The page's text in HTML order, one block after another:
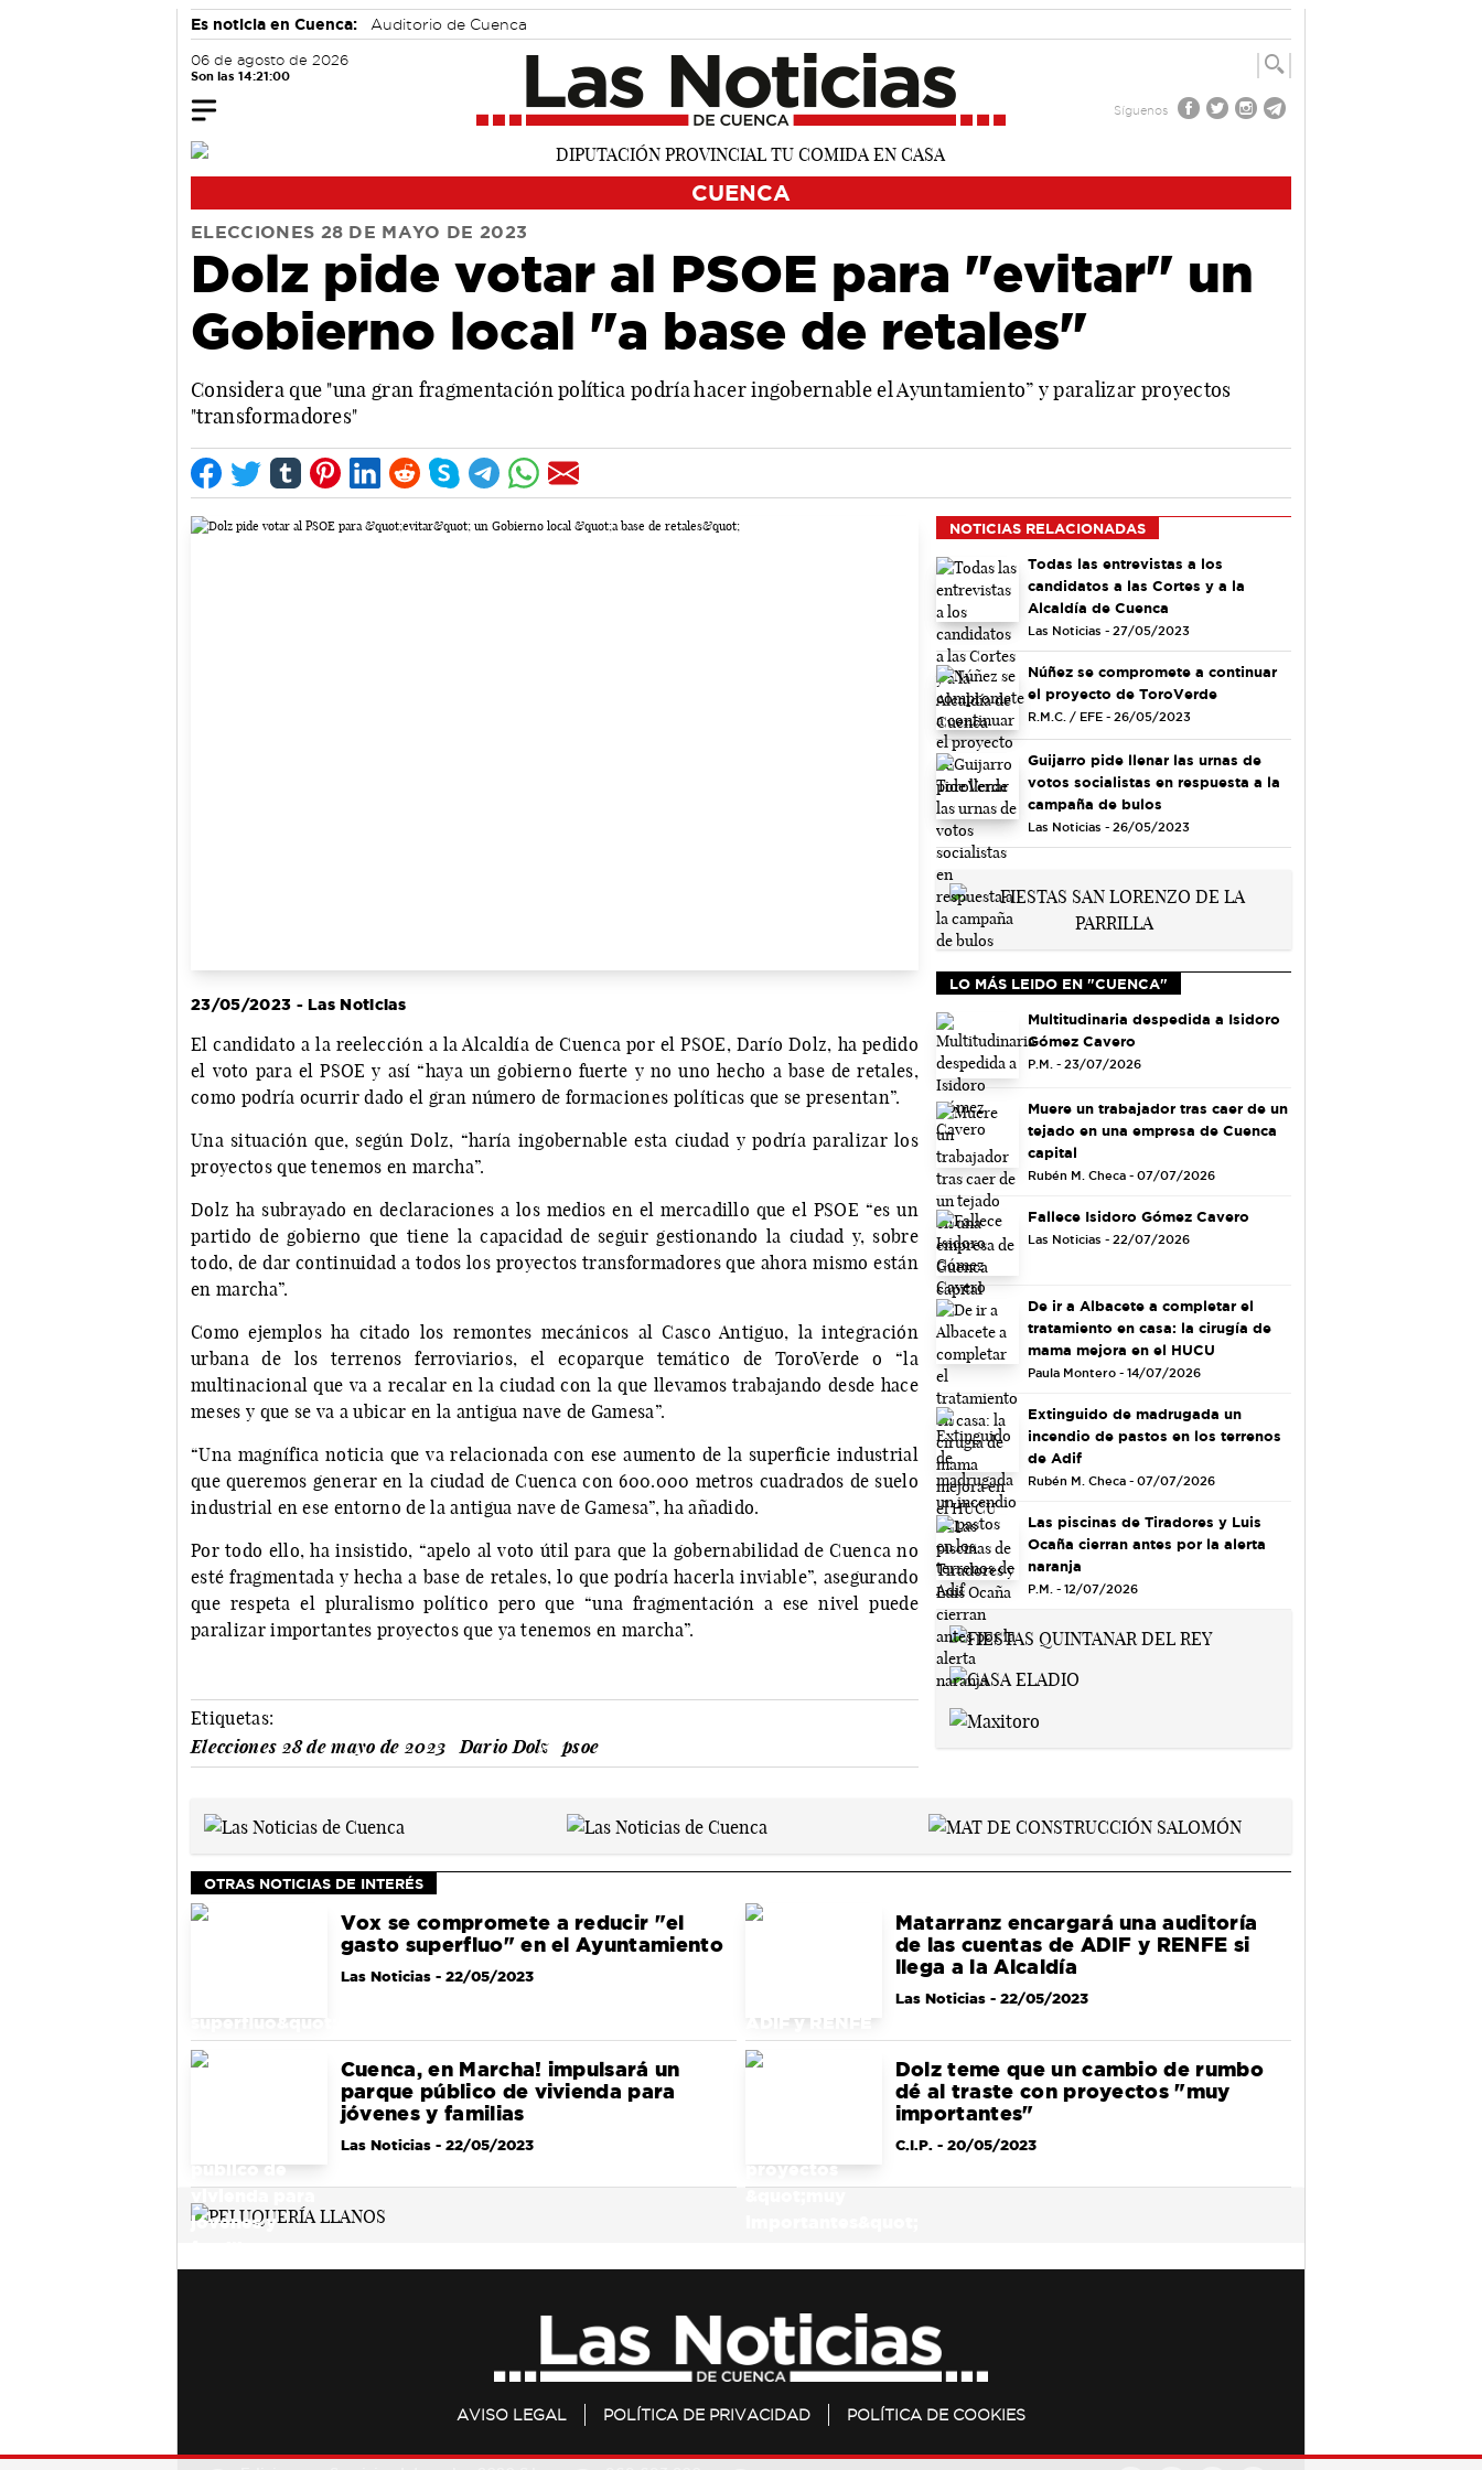
Es noticia en Cuenca: Auditorio de Cuenca
06 de agosto de 2026
Son las 14:21:00
Síguenos
CUENCA
ELECCIONES 28 DE MAYO DE 2023
Dolz pide votar al PSOE para "evitar" un
Gobierno local "a base de retales"
Considera que "una gran fragmentación política podría hacer ingobernable el Ayuntamiento” y paralizar proyectos
"transformadores"
23/05/2023 - Las Noticias
El candidato a la reelección a la Alcaldía de Cuenca por el PSOE, Darío Dolz, ha pedido
el voto para el PSOE y así “haya un gobierno fuerte y no uno hecho a base de retales,
como podría ocurrir dado el gran número de formaciones políticas que se presentan”.
Una situación que, según Dolz, “haría ingobernable esta ciudad y podría paralizar los
proyectos que tenemos en marcha”.
Dolz ha subrayado en declaraciones a los medios en el mercadillo que el PSOE “es un
partido de gobierno que tiene la capacidad de seguir gestionando la ciudad y, sobre
todo, de dar continuidad a todos los proyectos transformadores que ahora mismo están
en marcha”.
Como ejemplos ha citado los remontes mecánicos al Casco Antiguo, la integración
urbana de los terrenos ferroviarios, el ecoparque temático de ToroVerde o “la
multinacional que va a recalar en la ciudad con la que llevamos trabajando desde hace
meses y que se va a ubicar en la antigua nave de Gamesa”.
“Una magnífica noticia que va relacionada con ese aumento de la superficie industrial
que queremos generar en la ciudad de Cuenca con 600.000 metros cuadrados de suelo
industrial en ese entorno de la antigua nave de Gamesa”, ha añadido.
Por todo ello, ha insistido, “apelo al voto útil para que la gobernabilidad de Cuenca no
esté fragmentada y hecha a base de retales, lo que podría hacerla inviable”, asegurando
que respeta el pluralismo político pero que “una fragmentación a ese nivel puede
paralizar importantes proyectos que ya tenemos en marcha”.
Etiquetas:
Elecciones 28 de mayo de 2023
Dario Dolz psoe
NOTICIAS RELACIONADAS
Todas las entrevistas a los
candidatos a las Cortes y a la
Alcaldía de Cuenca
Las Noticias - 27/05/2023
Núñez se compromete a continuar
el proyecto de ToroVerde
R.M.C. / EFE - 26/05/2023
Guijarro pide llenar las urnas de
votos socialistas en respuesta a la
campaña de bulos
Las Noticias - 26/05/2023
LO MÁS LEIDO EN "CUENCA"
Multitudinaria despedida a Isidoro
Gómez Cavero
P.M. - 23/07/2026
Muere un trabajador tras caer de un
tejado en una empresa de Cuenca
capital
Rubén M. Checa - 07/07/2026
Fallece Isidoro Gómez Cavero
Las Noticias - 22/07/2026
De ir a Albacete a completar el
tratamiento en casa: la cirugía de
mama mejora en el HUCU
Paula Montero - 14/07/2026
Extinguido de madrugada un
incendio de pastos en los terrenos
de Adif
Rubén M. Checa - 07/07/2026
Las piscinas de Tiradores y Luis
Ocaña cierran antes por la alerta
naranja
P.M. - 12/07/2026
OTRAS NOTICIAS DE INTERÉS
Vox se compromete a reducir "el
gasto superfluo" en el Ayuntamiento
Las Noticias- 22/05/2023
Matarranz encargará una auditoría
de las cuentas de ADIF y RENFE si
llega a la Alcaldía
Las Noticias- 22/05/2023
Cuenca, en Marcha! impulsará un
parque público de vivienda para
jóvenes y familias
Las Noticias- 22/05/2023
Dolz teme que un cambio de rumbo
dé al traste con proyectos "muy
importantes"
C.I.P.- 20/05/2023
AVISO LEGAL POLÍTICA DE PRIVACIDAD POLÍTICA DE COOKIES